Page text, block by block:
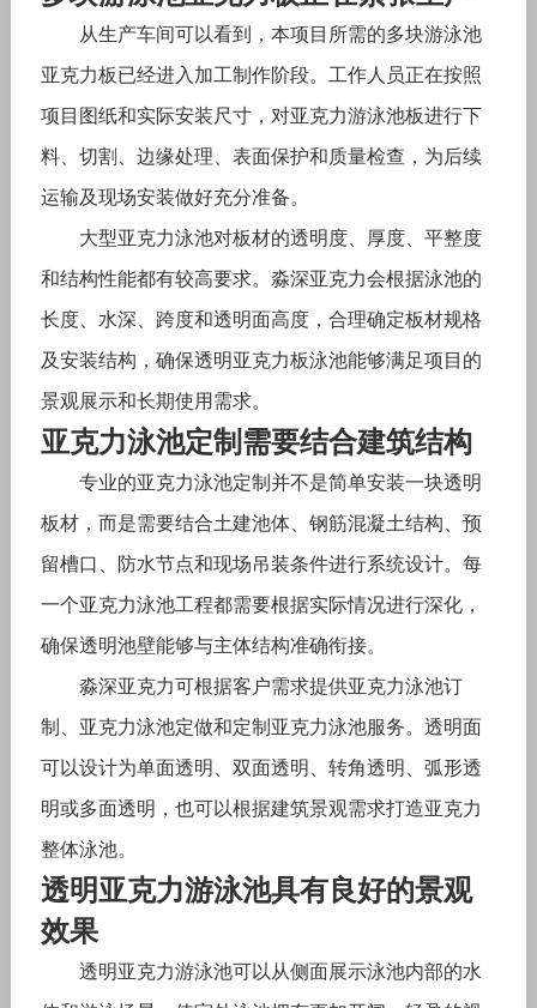
从生产车间可以看到，本项目所需的多块游泳池
亚克力板已经进入加工制作阶段。工作人员正在按照
项目图纸和实际安装尺寸，对亚克力游泳池板进行下
料、切割、边缘处理、表面保护和质量检查，为后续
运输及现场安装做好充分准备。
大型亚克力泳池对板材的透明度、厚度、平整度
和结构性能都有较高要求。淼深亚克力会根据泳池的
长度、水深、跨度和透明面高度，合理确定板材规格
及安装结构，确保透明亚克力板泳池能够满足项目的
景观展示和长期使用需求。
亚克力泳池定制需要结合建筑结构
专业的亚克力泳池定制并不是简单安装一块透明
板材，而是需要结合土建池体、钢筋混凝土结构、预
留槽口、防水节点和现场吊装条件进行系统设计。每
一个亚克力泳池工程都需要根据实际情况进行深化，
确保透明池壁能够与主体结构准确衔接。
淼深亚克力可根据客户需求提供亚克力泳池订
制、亚克力泳池定做和定制亚克力泳池服务。透明面
可以设计为单面透明、双面透明、转角透明、弧形透
明或多面透明，也可以根据建筑景观需求打造亚克力
整体泳池。
透明亚克力游泳池具有良好的景观
效果
透明亚克力游泳池可以从侧面展示泳池内部的水